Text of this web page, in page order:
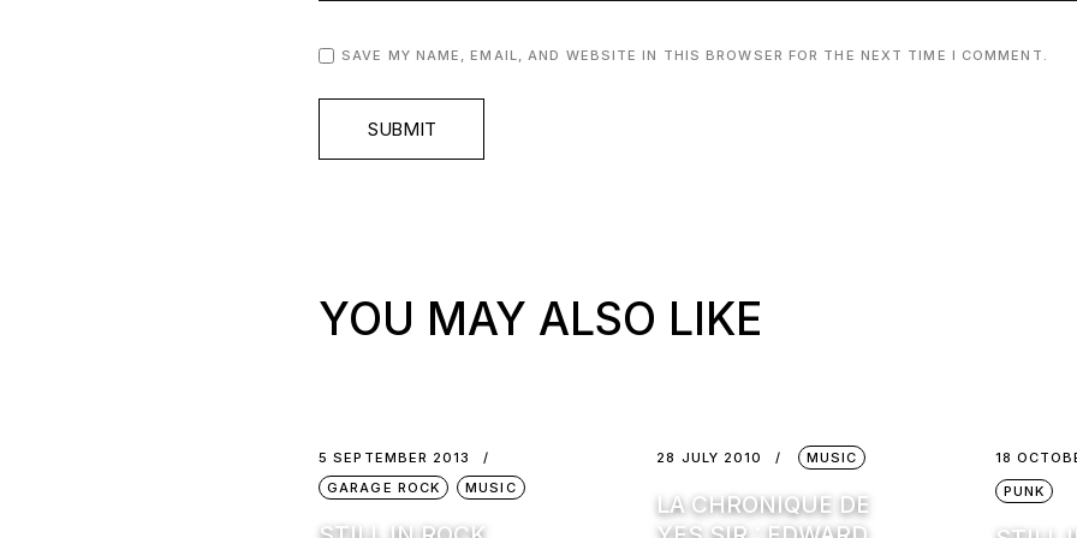
SAVE MY NAME, EMAIL, AND WEBSITE IN THIS BROWSER FOR THE NEXT TIME I COMMENT.
SUBMIT
YOU MAY ALSO LIKE
5 SEPTEMBER 2013
GARAGE ROCK
MUSIC
28 JULY 2010 MUSIC
LA CHRONIQUE DE
18
PUNK